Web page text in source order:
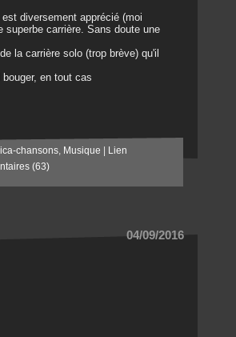
est diversement apprécié (moi
superbe carrière. Sans doute une
la carrière solo (trop brève) qu'il
en tout cas
chansons, Musique
Lien
(63)
04/09/2016